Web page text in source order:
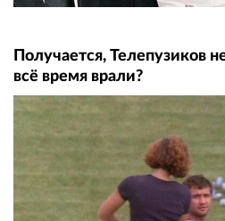
Получается, Телепузиков
всё время врали?